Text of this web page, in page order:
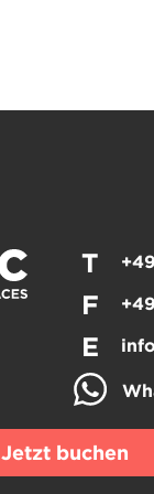
T
F
E
Jetzt buchen